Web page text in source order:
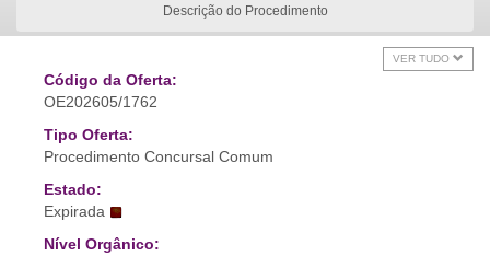
Descrição do Procedimento
VER TUDO
Código da Oferta:
OE202605/1762
Tipo Oferta:
Procedimento Concursal Comum
Estado:
Expirada
Nível Orgânico: